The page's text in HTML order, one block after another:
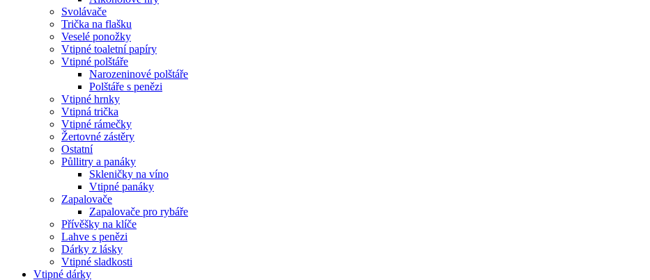
Svolávače
Trička na flašku
Veselé ponožky
Vtipné toaletní papíry
Vtipné polštáře
Narozeninové polštáře
Polštáře s penězi
Vtipné hrnky
Vtipná trička
Vtipné rámečky
Žertovné zástěry
Ostatní
Půllitry a panáky
Skleničky na víno
Vtipné panáky
Zapalovače
Zapalovače pro rybáře
Přívěšky na klíče
Lahve s penězi
Dárky z lásky
Vtipné sladkosti
Vtipné dárky